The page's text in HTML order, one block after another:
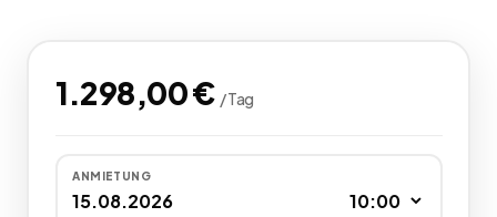
1.298,00€ /Tag
ANMIETUNG